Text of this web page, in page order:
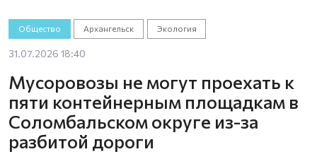
Общество Архангельск Экология
31.07.2026 18:40
Мусоровозы не могут проехать к
пяти контейнерным площадкам в
Соломбальском округе из-за
разбитой дороги